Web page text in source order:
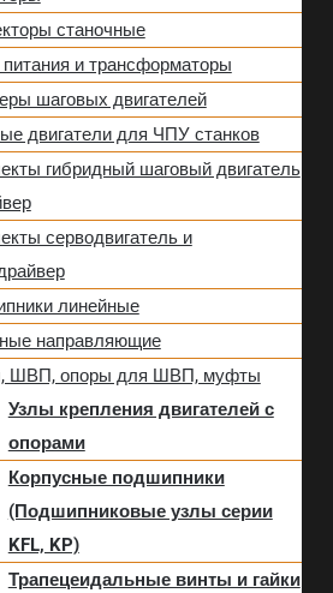
станочные
и трансформаторы
шаговых двигателей
двигатели для ЧПУ станков
гибридный шаговый двигатель
серводвигатель и
линейные
направляющие
ШВП, опоры для ШВП, муфты
Узлы крепления двигателей с
опорами
Корпусные подшипники
(Подшипниковые узлы серии
KFL, KP)
Трапецеидальные винты и гайки